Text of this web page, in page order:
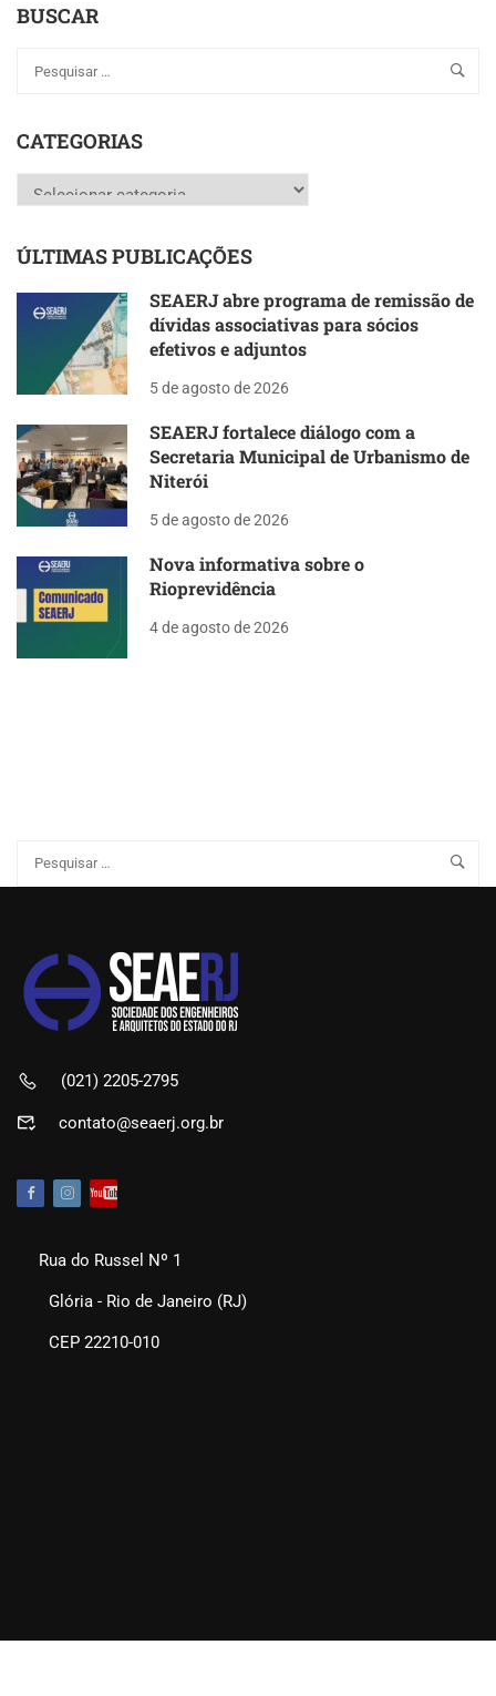
EQUIPARAÇÃO
SERVIDORES
BUSCAR
CATEGORIAS
Categorias
ÚLTIMAS PUBLICAÇÕES
SEAERJ abre programa de remissão de
dívidas associativas para sócios
efetivos e adjuntos
5 de agosto de 2026
SEAERJ fortalece diálogo com a
Secretaria Municipal de Urbanismo de
Niterói
5 de agosto de 2026
Nova informativa sobre o
Rioprevidência
4 de agosto de 2026
(021) 2205-2795
contato@seaerj.org.br
Rua do Russel Nº 1
Glória - Rio de Janeiro (RJ)
CEP 22210-010